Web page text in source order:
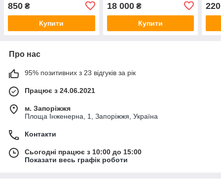
бронза
850 ₴
Купити
вологозахисним фільтром
18 000₴
Купити
220
Про нас
95% позитивних з 23 відгуків за рік
Працює з 24.06.2021
м. Запоріжжя
Площа Інженерна, 1, Запоріжжя, Україна
Контакти
Сьогодні працює з 10:00 до 15:00
Показати весь графік роботи